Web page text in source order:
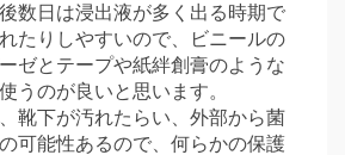
数日は浸出液が多く出る時期で
たりしやすいので、ビニールの
ゼとテープや紙絆創膏のような
うのが良いと思います。
靴下が汚れたらい、外部から菌
可能性あるので、何らかの保護